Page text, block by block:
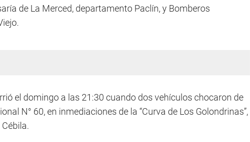
de La Merced, departamento Paclín, y Bomberos
el domingo a las 21:30 cuando dos vehículos chocaron de
N° 60, en inmediaciones de la “Curva de Los Golondrinas”,